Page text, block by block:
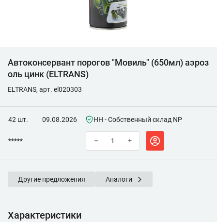
Автоконсервант порогов "Мовиль" (650мл) аэроз
оль цинк (ELTRANS)
ELTRANS, арт. el020303
42 шт. 09.08.2026 НН - Собственный склад NP
***** – +
Другие предложения Аналоги
Характеристики